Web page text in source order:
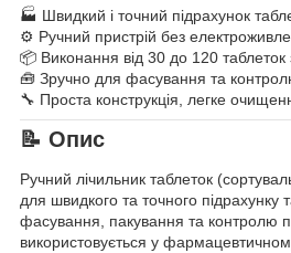
🏭 Швидкий і точний підрахунок
⚙️ Ручний пристрій без
📦 Виконання від 30 до 120 таблеток
🧰 Зручно для фасування та
🔧 Проста конструкція, легке
📝 Опис
Ручний лічильник таблеток
для швидкого та точного підрахунку
фасування, пакування та контролю
використовується у